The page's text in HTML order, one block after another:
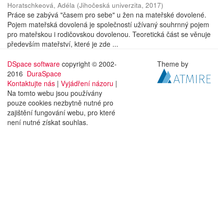
Horatschkeová, Adéla (Jihočeská univerzita, 2017)
Práce se zabývá "časem pro sebe" u žen na mateřské dovolené.
Pojem mateřská dovolená je společností užívaný souhrnný pojem
pro mateřskou i rodičovskou dovolenou. Teoretická část se věnuje
především mateřství, které je zde ...
DSpace software copyright © 2002-
2016 DuraSpace
Kontaktujte nás | Vyjádření názoru |
Na tomto webu jsou používány
pouze cookies nezbytně nutné pro
zajištění fungování webu, pro které
není nutné získat souhlas.
Theme by